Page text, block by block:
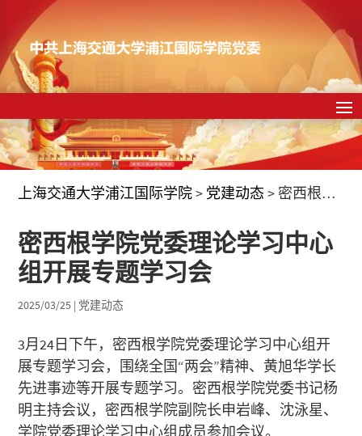
上海交通大学浦江国际学院> 党建动态 > 密西根学院党委理论学习中心组开展专题学习会
密西根学院党委理论学习中心
组开展专题学习会
2025/03/25 | 党建动态
3月24日下午，密西根学院党委理论学习中心组开
展专题学习会，围绕全国“两会”精神、黄旭华学长
先进事迹等开展专题学习。密西根学院党委书记杨
明主持会议，密西根学院副院长申岩峰、沈泳星、
学院党委理论学习中心组成员参加会议。